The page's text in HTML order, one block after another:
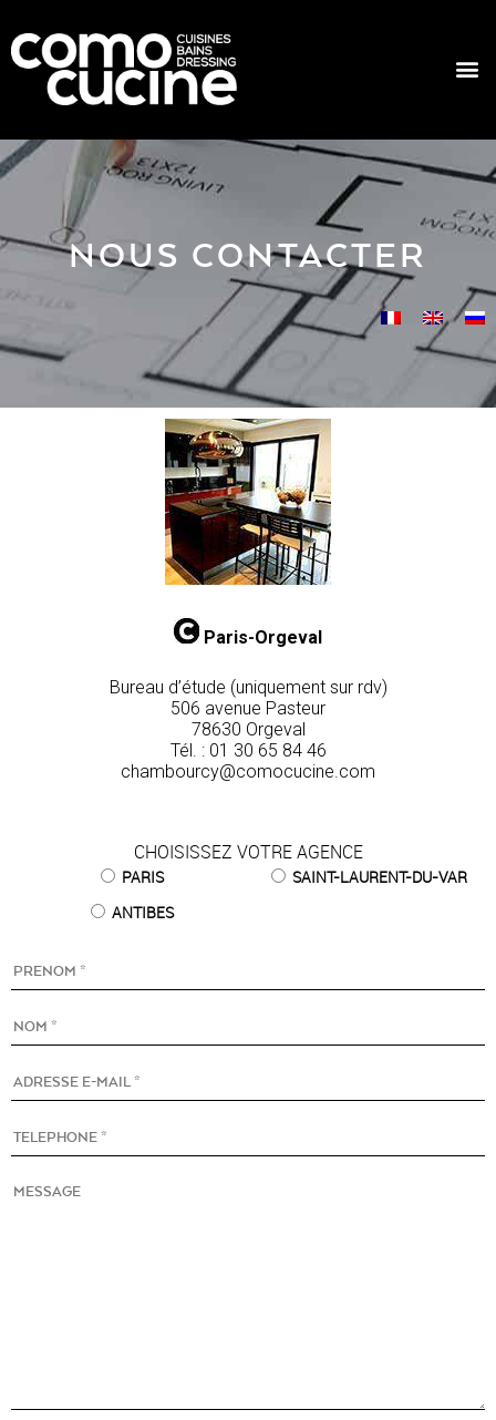
NOUS CONTACTER
Paris-Orgeval
Bureau d’étude (uniquement sur rdv)
506 avenue Pasteur
78630 Orgeval
Tél. : 01 30 65 84 46
chambourcy@comocucine.com
CHOISISSEZ VOTRE AGENCE
PARIS
SAINT-LAURENT-DU-VAR
ANTIBES